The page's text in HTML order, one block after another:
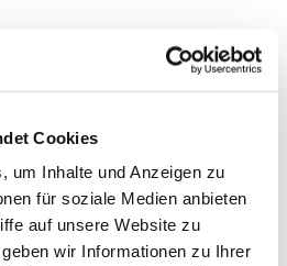
Cookies
um Inhalte und Anzeigen zu
für soziale Medien anbieten
auf unsere Website zu
wir Informationen zu Ihrer